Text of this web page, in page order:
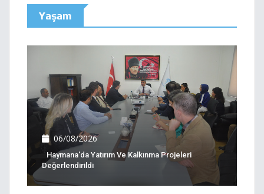
Yaşam
06/08/2026
Haymana'da Yatırım Ve Kalkınma Projeleri
Değerlendirildi